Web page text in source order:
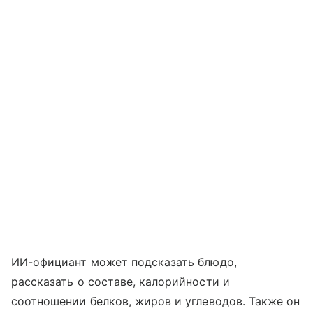
ИИ-официант может подсказать блюдо,
рассказать о составе, калорийности и
соотношении белков, жиров и углеводов. Также он